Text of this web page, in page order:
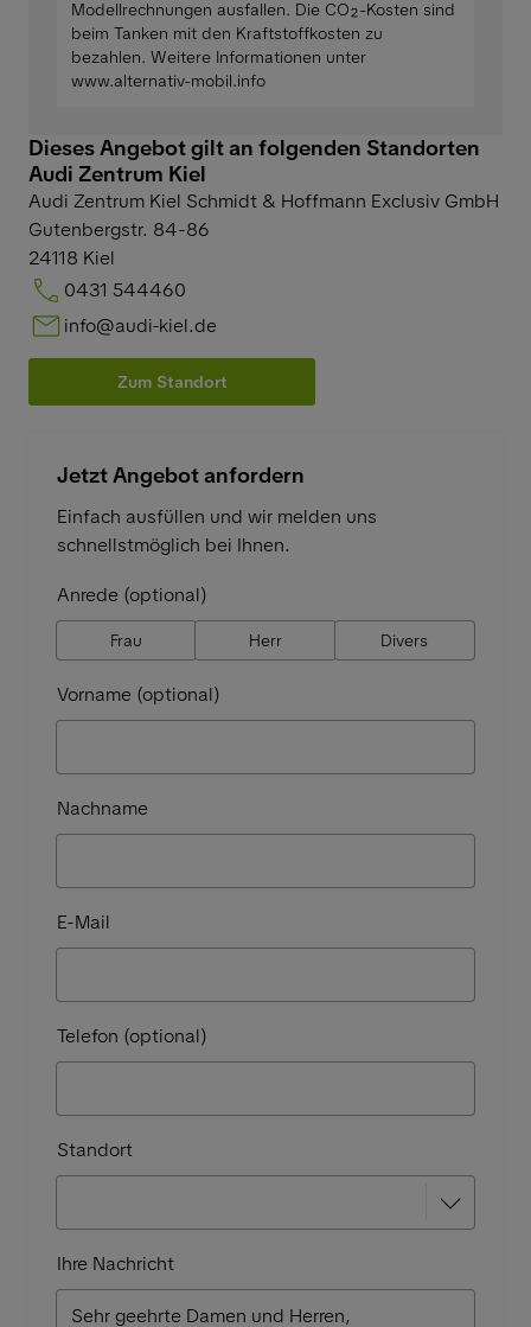
Modellrechnungen ausfallen. Die CO₂-Kosten sind
beim Tanken mit den Kraftstoffkosten zu
bezahlen. Weitere Informationen unter
www.alternativ-mobil.info
Dieses Angebot gilt an folgenden Standorten
Audi Zentrum Kiel
Audi Zentrum Kiel Schmidt & Hoffmann Exclusiv GmbH
Gutenbergstr. 84-86
24118 Kiel
0431 544460
info@audi-kiel.de
Zum Standort
Jetzt Angebot anfordern
Einfach ausfüllen und wir melden uns
schnellstmöglich bei Ihnen.
Anrede (optional)
Frau Herr Divers
Vorname (optional)
Nachname
E-Mail
Telefon (optional)
Standort
Ihre Nachricht